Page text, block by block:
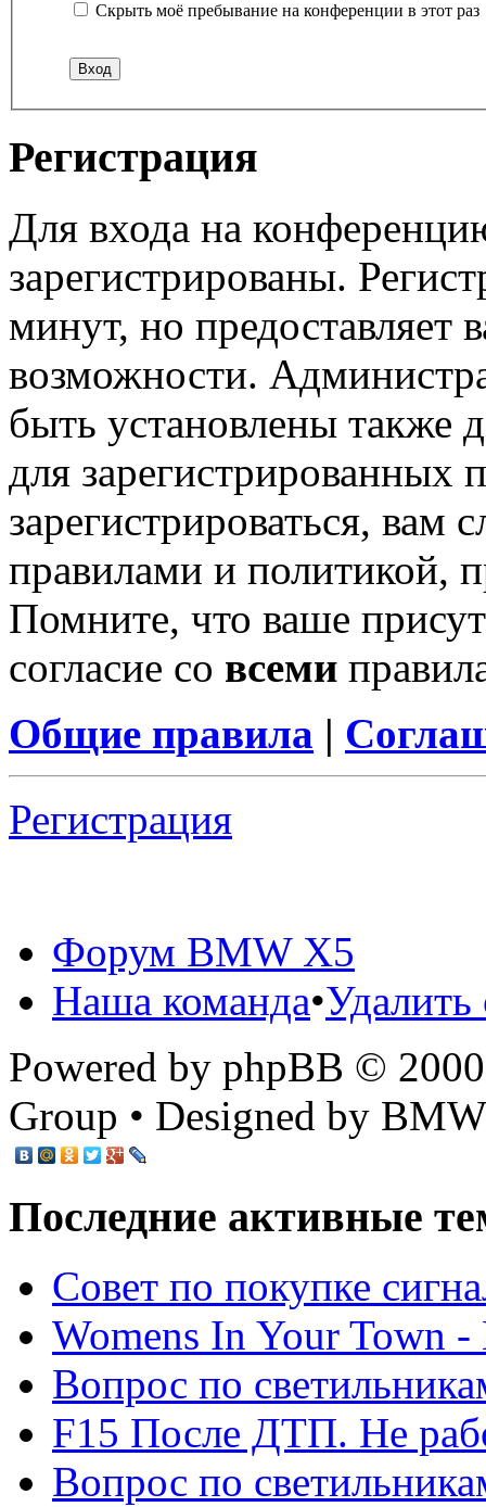
Скрыть моё пребывание на конференции в этот раз
Регистрация
Для входа на
зарегистрированы.
минут, но предоставляет
возможности.
быть установлены также
для зарегистрированных
зарегистрироваться, вам
правилами и политикой,
Помните, что ваше
согласие со всеми
Общие правила |
Регистрация
Форум BMW X5
Наша команда•
Powered by phpBB ©
Group • Designed by
Последние активные
Cовет по покупке
Womens In Your Town
Вопрос по
F15 После ДТП. Не
Вопрос по